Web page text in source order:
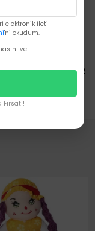
içermeyen pp
Yorum Yap
elektronik ileti
'ni okudum.
ve